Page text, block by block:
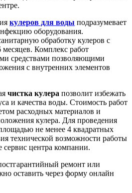
кулеров для воды подразумевает
оборудования.
обработку кулеров с
Комплекс работ
средствами позволяющими
с внутренних элементов
чистка кулера позволит избежать
и качества воды. Стоимость работ
расходных материалов и
кулера. Для проведения
не менее 4 квадратных
технической возможности работы
сервис центра компании.
ремонт или
оставить через форму онлайн